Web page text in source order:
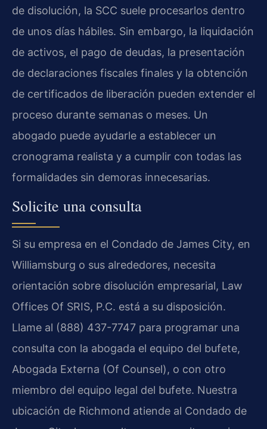
de disolución, la SCC suele procesarlos dentro
de unos días hábiles. Sin embargo, la liquidación
de activos, el pago de deudas, la presentación
de declaraciones fiscales finales y la obtención
de certificados de liberación pueden extender el
proceso durante semanas o meses. Un
abogado puede ayudarle a establecer un
cronograma realista y a cumplir con todas las
formalidades sin demoras innecesarias.
Solicite una consulta
Si su empresa en el Condado de James City, en
Williamsburg o sus alrededores, necesita
orientación sobre disolución empresarial, Law
Offices Of SRIS, P.C. está a su disposición.
Llame al (888) 437-7747 para programar una
consulta con la abogada el equipo del bufete,
Abogada Externa (Of Counsel), o con otro
miembro del equipo legal del bufete. Nuestra
ubicación de Richmond atiende al Condado de